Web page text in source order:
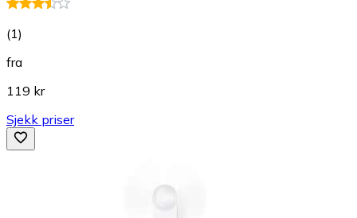
(1)
fra
119 kr
Sjekk priser